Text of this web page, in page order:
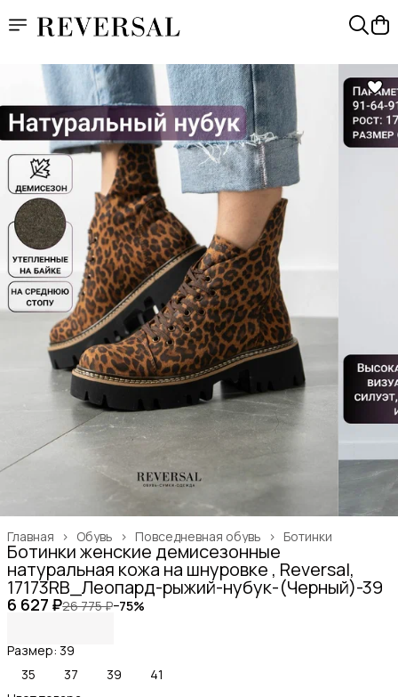
Ботинки
Повседневная обувь ›
Обувь ›
Главная ›
Ботинки женские демисезонные
натуральная кожа на шнуровке , Reversal,
17173RB_Леопард-рыжий-нубук-(Черный)-39
6 627 ₽26 775 ₽−75%
Размер: 39
35
37 39
41